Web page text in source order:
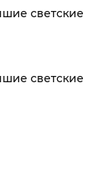
светские
светские